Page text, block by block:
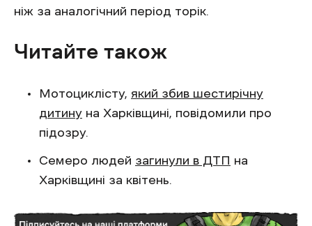
ніж за аналогічний період торік.
Читайте також
Мотоциклісту, який збив шестирічну
дитину на Харківщині, повідомили про
підозру.
Семеро людей загинули в ДТП на
Харківщині за квітень.